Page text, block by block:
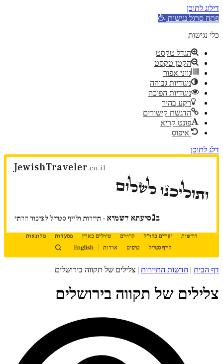
דילוג לתוכן
פתח סרגל נגישות
כלי נגישות
הגדל טקסט
הקטן טקסט
גווני אפור
ניגודיות גבוהה
ניגודיות הפוכה
רקע בהיר
הדגשת קישורים
פונט קריא
איפוס
דלג לתוכן
JewishTraveler.co.il
ותוליכנו לשלום
בנסיעתא דשמיא - תיירות ולייף סטייל לציבור הדתי
חדשות יעדים בחו"ל קרוזים טיולים בארץ מסעדות
מלונאות
לייף סטייל
טיפים אודות English
דף הבית | חדשות התיירות | צלילים של תקווה בירושלים
צלילים של תקווה בירושלים